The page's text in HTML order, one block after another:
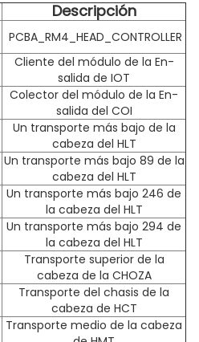
Descripción
PCBA_RM4_HEAD_CONTROLLER
Cliente del módulo de la En-
salida de IOT
Colector del módulo de la En-
salida del COI
Un transporte más bajo de la
cabeza del HLT
Un transporte más bajo 89 de la
cabeza del HLT
Un transporte más bajo 246 de
la cabeza del HLT
Un transporte más bajo 294 de
la cabeza del HLT
Transporte superior de la
cabeza de la CHOZA
Transporte del chasis de la
cabeza de HCT
Transporte medio de la cabeza